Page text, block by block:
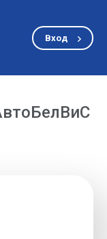
Вход